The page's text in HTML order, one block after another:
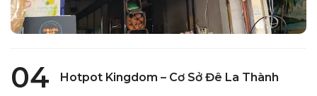
04 Hotpot Kingdom – Cơ Sở Đê La Thành